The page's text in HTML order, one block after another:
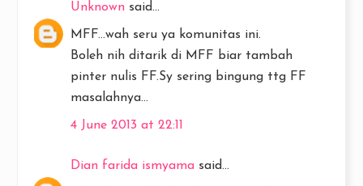
Unknown said...
MFF...wah seru ya komunitas ini.
Boleh nih ditarik di MFF biar tambah
pinter nulis FF.Sy sering bingung ttg FF
masalahnya...
4 June 2013 at 22:11
Dian farida ismyama said...